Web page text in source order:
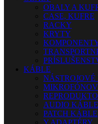
OBALY A
CASE, KUFRE
RACKY
KRYTY
KÁBLE
AUDIO KÁBLE
PATCH KÁBLE
Y ADAPTÉRY